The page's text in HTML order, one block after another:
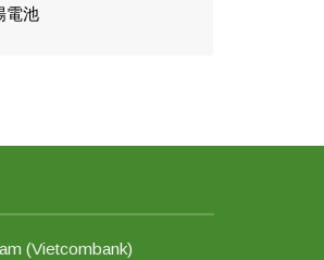
電池
(Vietcombank)